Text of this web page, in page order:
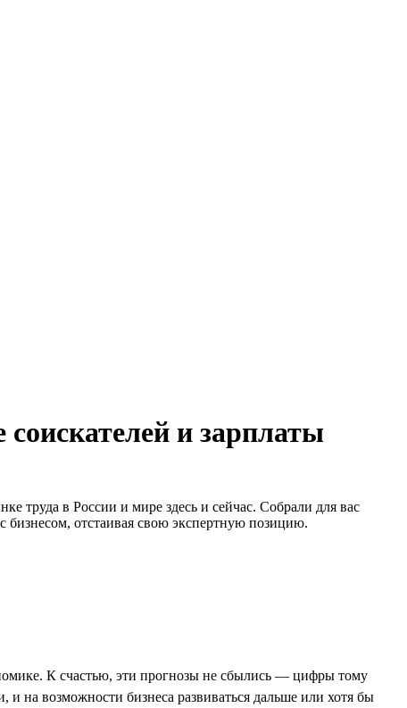
и зарплаты
труда в России и мире здесь и сейчас. Собрали для вас
бизнесом, отстаивая свою экспертную позицию.
К счастью, эти прогнозы не сбылись — цифры тому
на возможности бизнеса развиваться дальше или хотя бы